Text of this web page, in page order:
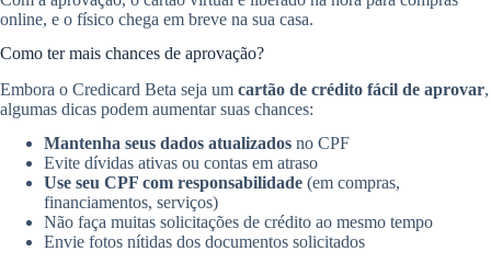
online, e o físico chega em breve na sua casa.
Como ter mais chances de aprovação?
Embora o Credicard Beta seja um cartão de crédito fácil de aprovar,
algumas dicas podem aumentar suas chances:
Mantenha seus dados atualizados no CPF
Evite dívidas ativas ou contas em atraso
Use seu CPF com responsabilidade (em compras,
financiamentos, serviços)
Não faça muitas solicitações de crédito ao mesmo tempo
Envie fotos nítidas dos documentos solicitados